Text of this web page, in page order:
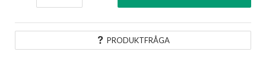
PRODUKTFRÅGA